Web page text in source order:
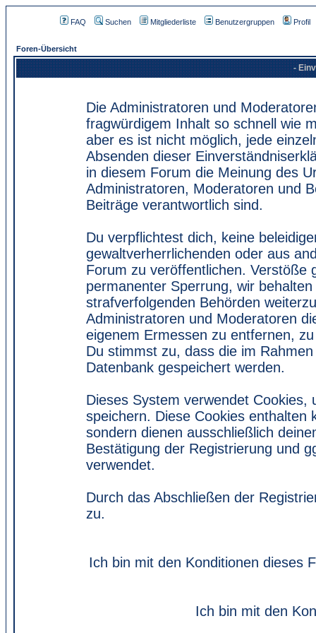
FAQ Suchen Mitgliederliste Benutzergruppen Profil
Foren-Übersicht
-
Die Administratoren und
fragwürdigem Inhalt so schnell wie
aber es ist nicht möglich, jede
Absenden dieser
in diesem Forum die Meinung des
Administratoren, Moderatoren und
Beiträge verantwortlich sind.
Du verpflichtest dich, keine
gewaltverherrlichenden oder aus
Forum zu veröffentlichen. Verstöße
permanenter Sperrung, wir
strafverfolgenden Behörden
Administratoren und Moderatoren
eigenem Ermessen zu entfernen,
Du stimmst zu, dass die im
Datenbank gespeichert werden.
Dieses System verwendet
speichern. Diese Cookies enthalten
sondern dienen ausschließlich
Bestätigung der Registrierung und
verwendet.
Durch das Abschließen der
zu.
Ich bin mit den Konditionen dieses
Ich bin mit den